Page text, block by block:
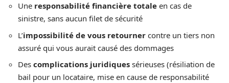
Une responsabilité financière totale en cas de
sinistre, sans aucun filet de sécurité
L’impossibilité de vous retourner contre un tiers non
assuré qui vous aurait causé des dommages
Des complications juridiques sérieuses (résiliation de
bail pour un locataire, mise en cause de responsabilité